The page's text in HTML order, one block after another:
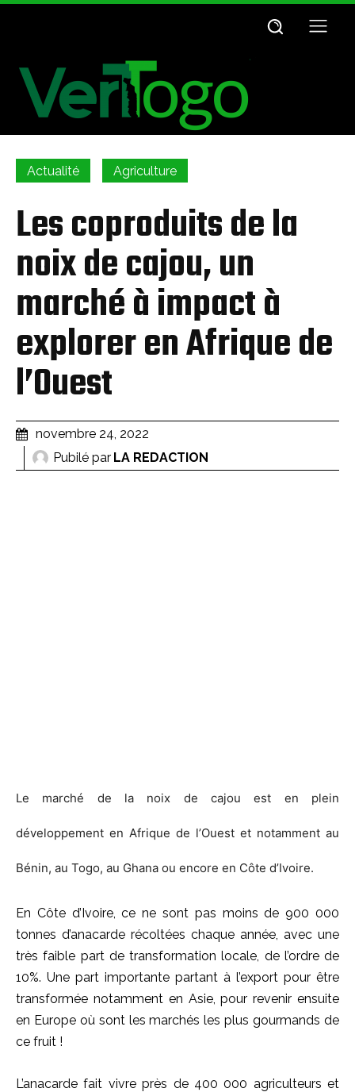
Actualité Agriculture
Les coproduits de la
noix de cajou, un
marché à impact à
explorer en Afrique de
l’Ouest
novembre 24, 2022
Pubilé par LA REDACTION
Le marché de la noix de cajou est en plein
développement en Afrique de l’Ouest et notamment au
Bénin, au Togo, au Ghana ou encore en Côte d’Ivoire.
En Côte d’Ivoire, ce ne sont pas moins de 900 000
tonnes d’anacarde récoltées chaque année, avec une
très faible part de transformation locale, de l’ordre de
10%. Une part importante partant à l’export pour être
transformée notamment en Asie, pour revenir ensuite
en Europe où sont les marchés les plus gourmands de
ce fruit !
L’anacarde fait vivre près de 400 000 agriculteurs et